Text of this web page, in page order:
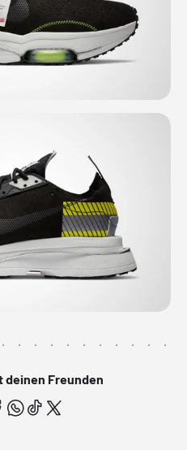
deinen Freunden